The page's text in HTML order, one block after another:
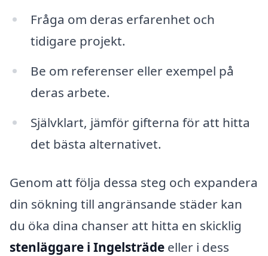
Fråga om deras erfarenhet och
tidigare projekt.
Be om referenser eller exempel på
deras arbete.
Självklart, jämför gifterna för att hitta
det bästa alternativet.
Genom att följa dessa steg och expandera
din sökning till angränsande städer kan
du öka dina chanser att hitta en skicklig
stenläggare i Ingelsträde eller i dess